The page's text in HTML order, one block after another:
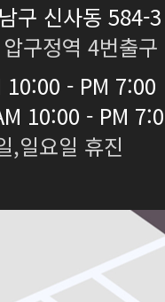
구 신사동 584-
구정역 4번출
10:00 - PM 7:00
10:00 - PM
,일요일 휴진